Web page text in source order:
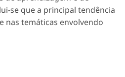
se que a principal tendência
nas temáticas envolvendo